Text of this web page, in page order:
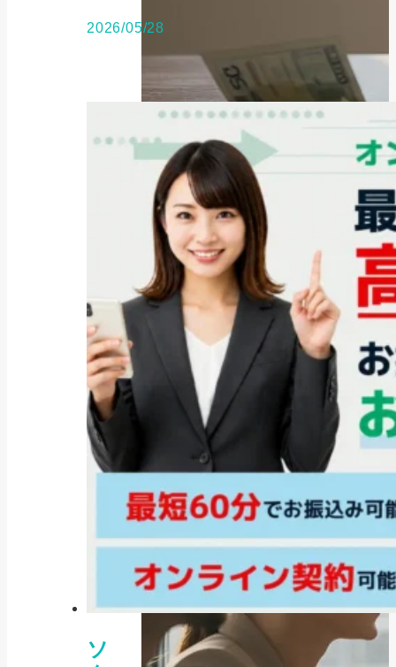
2026/05/28
ソ
公的融資制度
緊急小口資金とは？制度概要から
審査、返済、他の...
2025/04/02